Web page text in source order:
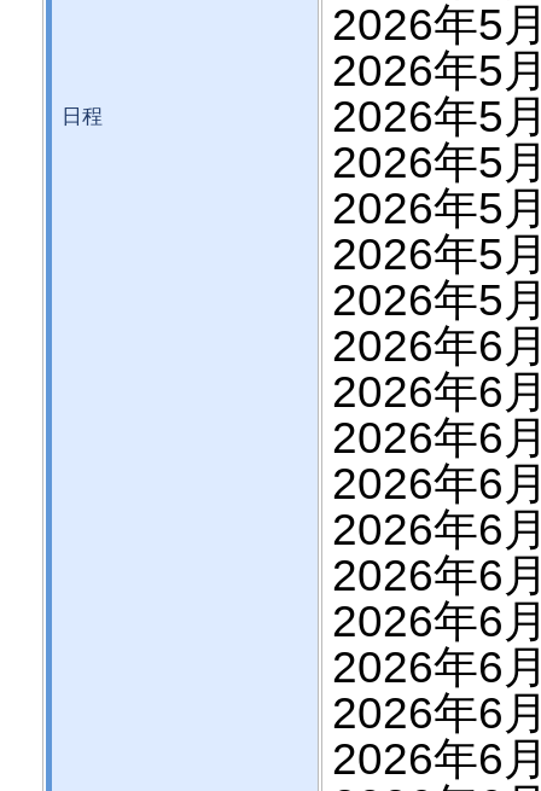
日程
2026年5
2026年5
2026年5
2026年5
2026年5
2026年5
2026年5
2026年6
2026年6
2026年6
2026年6
2026年6
2026年6
2026年6
2026年6
2026年6
2026年6